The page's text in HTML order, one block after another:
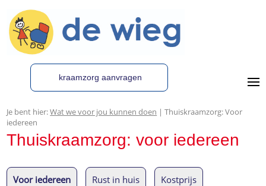
kraamzorg aanvragen
Je bent hier:Wat we voor jou kunnen doen | Thuiskraamzorg: Voor
iedereen
Thuiskraamzorg: voor iedereen
Voor iedereen Rust in huis Kostprijs